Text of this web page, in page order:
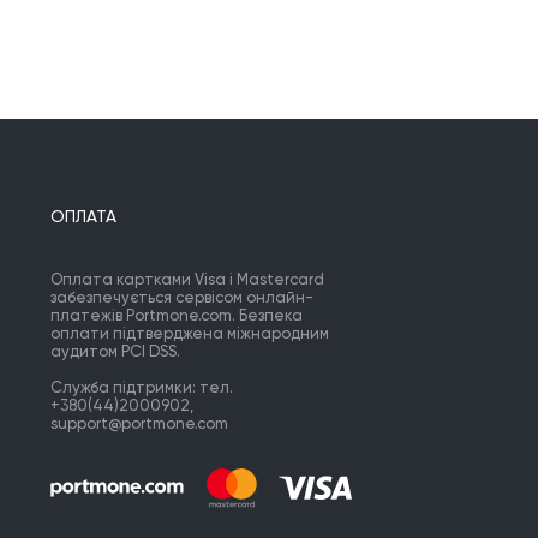
ОПЛАТА
Оплата картками Visa і Mastercard
забезпечується сервісом онлайн-
платежів Portmone.com. Безпека
оплати підтверджена міжнародним
аудитом PCI DSS.
Служба підтримки: тел.
+380(44)2000902,
support@portmone.com